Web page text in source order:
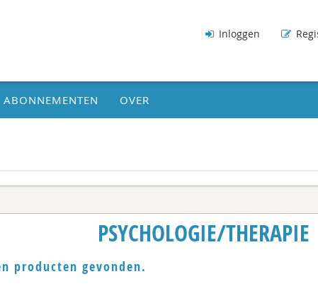
Inloggen
ABONNEMENTEN OVER
PSYCHOLOGIE/THERAPIE
producten gevonden.